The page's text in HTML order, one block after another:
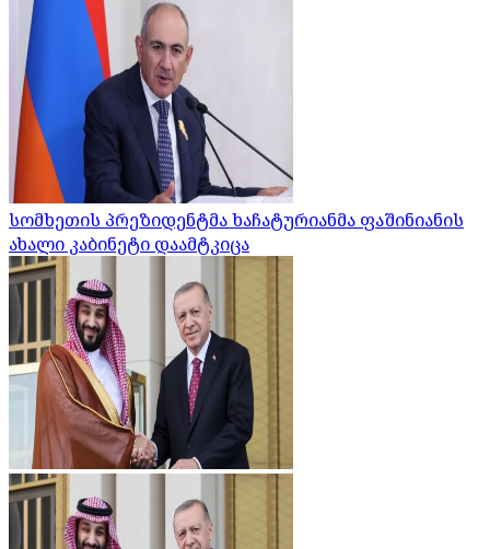
სომხეთის პრეზიდენტმა ხაჩატურიანმა ფაშინიანის
ახალი კაბინეტი დაამტკიცა